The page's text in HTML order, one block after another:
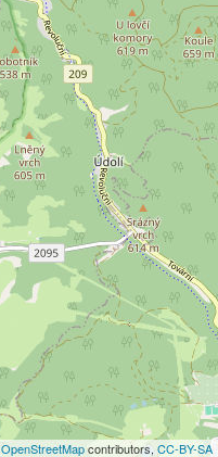
OpenStreetMapcontributors,CC-BY-SA